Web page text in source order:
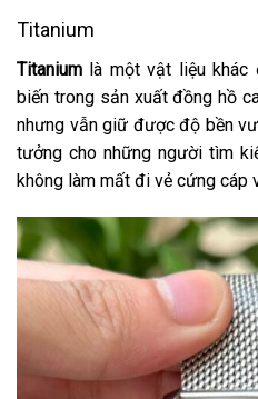
Titanium
Titanium là một vật liệu khác
biến trong sản xuất đồng hồ
nhưng vẫn giữ được độ bền
tưởng cho những người tìm
không làm mất đi vẻ cứng cáp